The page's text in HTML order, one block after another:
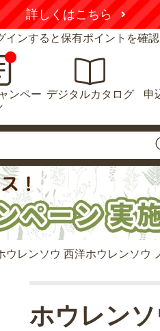
詳しくはこちら
ンすると保有ポイントを確認
ンペー デジタルカタログ 申
ウレンソウ 西洋ホウレンソウ
ホウレン